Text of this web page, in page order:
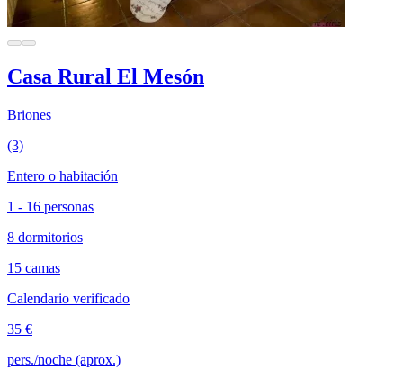
Casa Rural El Mesón
Briones
(3)
Entero o habitación
1 - 16 personas
8 dormitorios
15 camas
Calendario verificado
35 €
pers./noche (aprox.)